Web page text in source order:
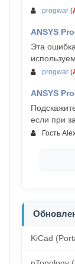
progwar (
ANSYS
Эта
progwar (
ANSYS
если при
Гость
KiCad